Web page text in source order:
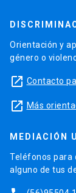
Orientación y
género o
launch Contacto
launch Más
MEDIACIÓN
Teléfonos para
alguno de tus